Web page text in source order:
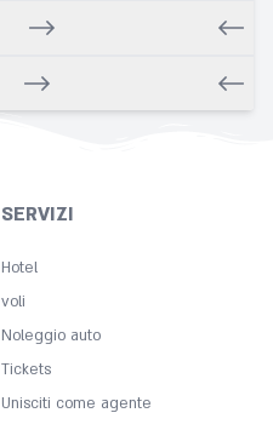
SERVIZI
Hotel
voli
Noleggio auto
Tickets
Unisciti come agente